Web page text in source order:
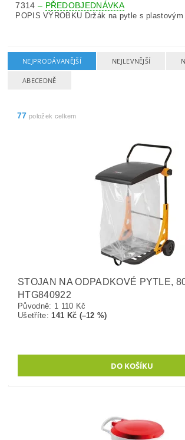
7314 – PŘEDOBJEDNÁVKA
POPIS VÝROBKU Držák na pytle s
NEJPRODÁVANĚJŠÍ NEJLEVNĚJŠÍ
ABECEDNĚ
77 položek celkem
STOJAN NA ODPADKOVÉ PYTLE,
HTG840922
Původně: 1 110 Kč
Ušetříte:141 Kč (–12 %)